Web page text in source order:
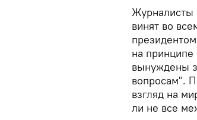
Журналисты
винят во
на
вынуждены
вопросам".
взгляд на
ли не все